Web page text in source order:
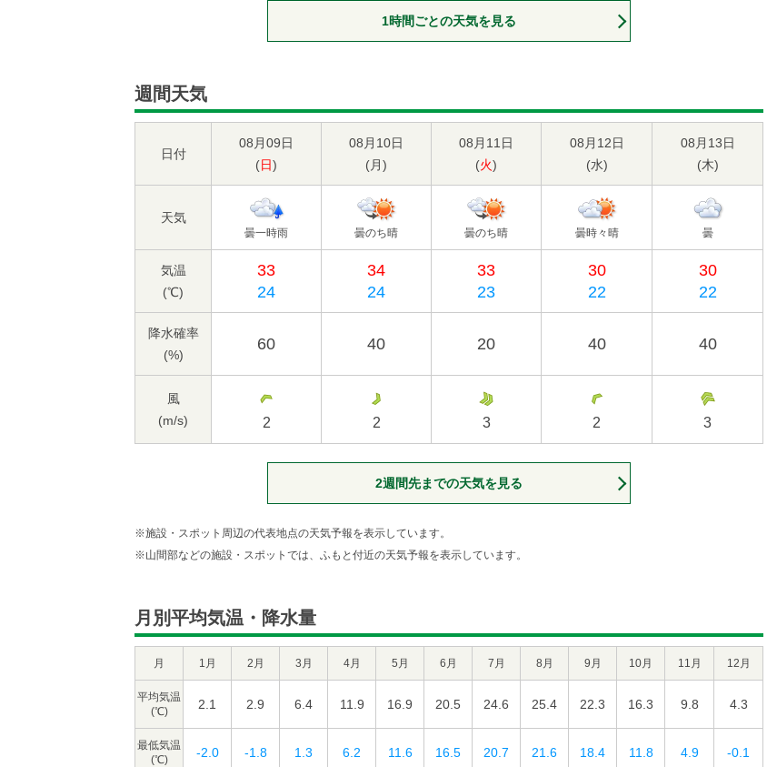
1時間ごとの天気を見る
週間天気
日付
08月09日
(日)
08月10日
(月)
08月11日
(火)
08月12日
(水)
08月13日
(木)
天気
曇一時雨 曇のち晴 曇のち晴 曇時々晴 曇
気温
(℃)
33
24
34
24
33
23
30
22
30
22
降水確率
(%)
60 40 20 40 40
風
(m/s)
2 2 3 2 3
2週間先までの天気を見る
※施設・スポット周辺の代表地点の天気予報を表示しています。
※山間部などの施設・スポットでは、ふもと付近の天気予報を表示しています。
月別平均気温・降水量
月 1月 2月 3月 4月 5月 6月 7月 8月 9月 10月 11月 12月
平均気温
(℃)
2.1 2.9 6.4 11.9 16.9 20.5 24.6 25.4 22.3 16.3 9.8 4.3
最低気温
(℃)
-2.0 -1.8 1.3 6.2 11.6 16.5 20.7 21.6 18.4 11.8 4.9 -0.1